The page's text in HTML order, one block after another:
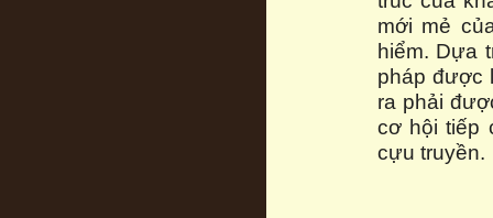
mới mẻ
hiểm. Dựa
pháp được
ra phải
cơ hội tiếp
cựu truyền.